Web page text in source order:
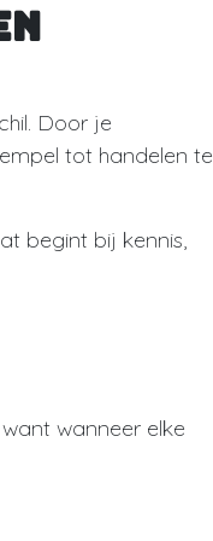
Door je
tot handelen te
begint bij kennis,
wanneer elke